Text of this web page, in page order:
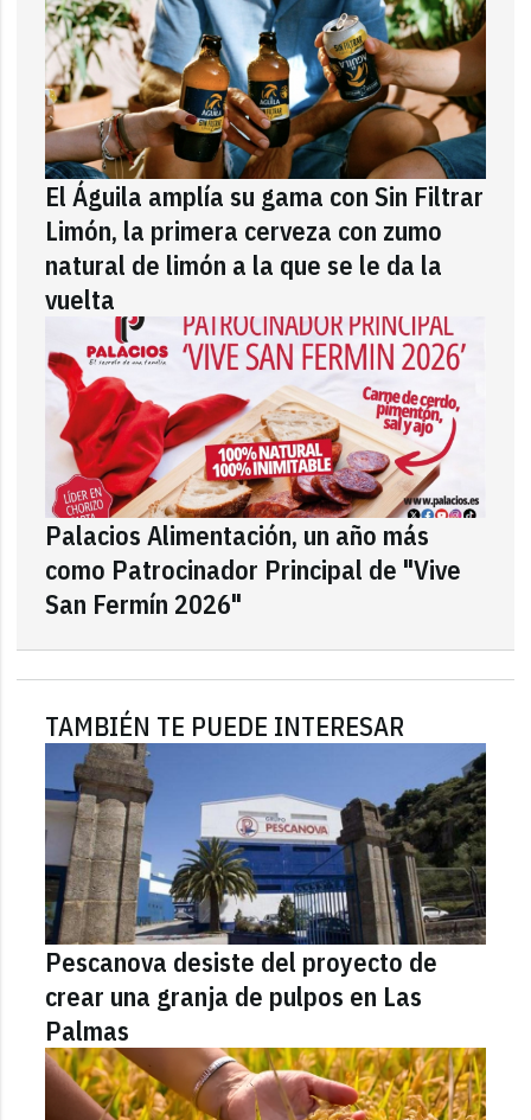
El Águila amplía su gama con Sin Filtrar
Limón, la primera cerveza con zumo
natural de limón a la que se le da la
vuelta
Palacios Alimentación, un año más
como Patrocinador Principal de "Vive
San Fermín 2026"
TAMBIÉN TE PUEDE INTERESAR
Pescanova desiste del proyecto de
crear una granja de pulpos en Las
Palmas